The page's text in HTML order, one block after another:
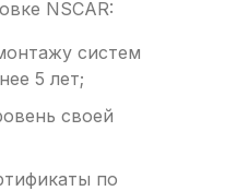
NSCAR:
систем
5 лет;
своей
по